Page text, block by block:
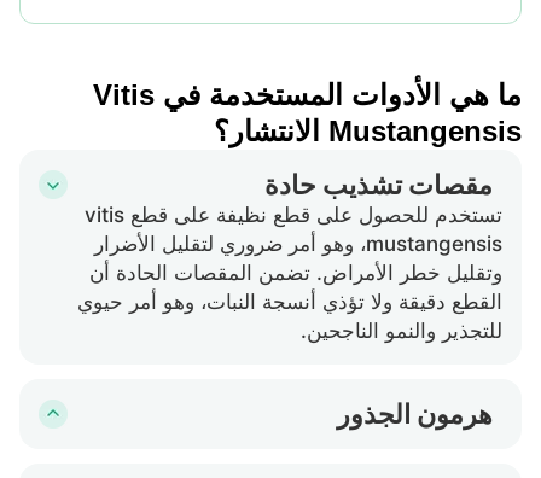
ما هي الأدوات المستخدمة في Vitis
Mustangensis الانتشار؟
مقصات تشذيب حادة
تستخدم للحصول على قطع نظيفة على قطع vitis
mustangensis، وهو أمر ضروري لتقليل الأضرار
وتقليل خطر الأمراض. تضمن المقصات الحادة أن
القطع دقيقة ولا تؤذي أنسجة النبات، وهو أمر حيوي
للتجذير والنمو الناجحين.
هرمون الجذور